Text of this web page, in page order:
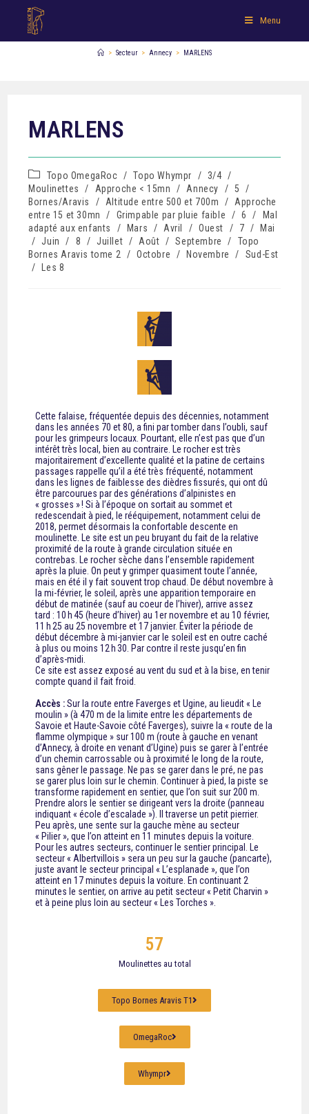
Menu
> Secteur > Annecy > MARLENS
MARLENS
Topo OmegaRoc / Topo Whympr / 3/4 /
Moulinettes
/ Approche < 15mn / Annecy / 5
/
Bornes/Aravis
/ Altitude entre 500 et 700m /
Approche
entre 15 et 30mn
/ Grimpable par pluie faible / 6 /
Mal
adapté aux enfants
/ Mars / Avril / Ouest / 7 /
Mai
/ Juin / 8 / Juillet / Août / Septembre /
Topo
Bornes Aravis tome 2
/ Octobre / Novembre /
Sud-Est
/
Les 8
Cette falaise, fréquentée depuis des décennies, notamment
dans les années 70 et 80, a fini par tomber dans l’oubli, sauf
pour les grimpeurs locaux. Pourtant, elle n’est pas que d’un
intérêt très local, bien au contraire. Le rocher est très
majoritairement d’excellente qualité et la patine de certains
passages rappelle qu’il a été très fréquenté, notamment
dans les lignes de faiblesse des dièdres fissurés, qui ont dû
être parcourues par des générations d’alpinistes en
« grosses » ! Si à l’époque on sortait au sommet et
redescendait à pied, le rééquipement, notamment celui de
2018, permet désormais la confortable descente en
moulinette. Le site est un peu bruyant du fait de la relative
proximité de la route à grande circulation située en
contrebas. Le rocher sèche dans l’ensemble rapidement
après la pluie. On peut y grimper quasiment toute l’année,
mais en été il y fait souvent trop chaud. De début novembre à
la mi-février, le soleil, après une apparition temporaire en
début de matinée (sauf au coeur de l’hiver), arrive assez
tard : 10 h 45 (heure d’hiver) au 1er novembre et au 10 février,
11 h 25 au 25 novembre et 17 janvier. Éviter la période de
début décembre à mi-janvier car le soleil est en outre caché
à plus ou moins 12 h 30. Par contre il reste jusqu’en fin
d’après-midi.
Ce site est assez exposé au vent du sud et à la bise, en tenir
compte quand il fait froid.
Accès :Sur la route entre Faverges et Ugine, au lieudit « Le
moulin » (à 470 m de la limite entre les départements de
Savoie et Haute-Savoie côté Faverges), suivre la « route de la
flamme olympique » sur 100 m (route à gauche en venant
d’Annecy, à droite en venant d’Ugine) puis se garer à l’entrée
d’un chemin carrossable ou à proximité le long de la route,
sans gêner le passage. Ne pas se garer dans le pré, ne pas
se garer plus loin sur le chemin. Continuer à pied, la piste se
transforme rapidement en sentier, que l’on suit sur 200 m.
Prendre alors le sentier se dirigeant vers la droite (panneau
indiquant « école d’escalade »). Il traverse un petit pierrier.
Peu après, une sente sur la gauche mène au secteur
« Pilier », que l’on atteint en 11 minutes depuis la voiture.
Pour les autres secteurs, continuer le sentier principal. Le
secteur « Albertvillois » sera un peu sur la gauche (pancarte),
juste avant le secteur principal « L’esplanade », que l’on
atteint en 17 minutes depuis la voiture. En continuant 2
minutes le sentier, on arrive au petit secteur « Petit Charvin »
et à peine plus loin au secteur « Les Torches ».
Moulinettes au total
57
Topo Bornes Aravis T1
OmegaRoc
Whympr